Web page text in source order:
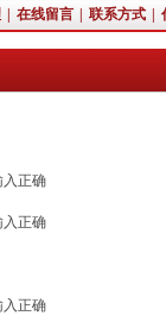
在线留言 联系方式
入正确
入正确
入正确